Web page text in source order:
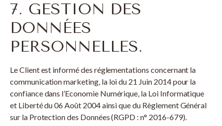
7. GESTION DES
DONNÉES
PERSONNELLES.
Le Client est informé des réglementations concernant la
communication marketing, la loi du 21 Juin 2014 pour la
confiance dans l’Economie Numérique, la Loi Informatique
et Liberté du 06 Août 2004 ainsi que du Règlement Général
sur la Protection des Données (RGPD : n° 2016-679).